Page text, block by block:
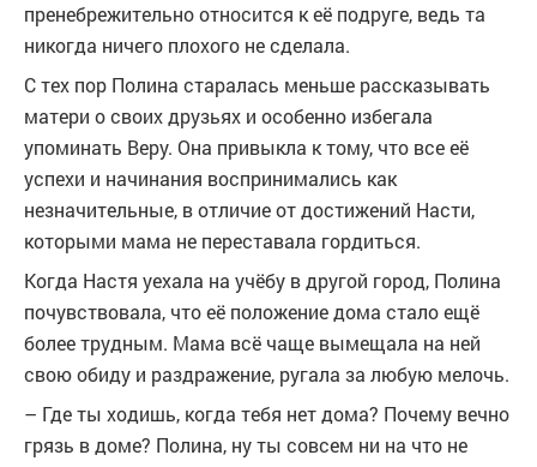
пренебрежительно относится к её подруге, ведь та
никогда ничего плохого не сделала.
С тех пор Полина старалась меньше рассказывать
матери о своих друзьях и особенно избегала
упоминать Веру. Она привыкла к тому, что все её
успехи и начинания воспринимались как
незначительные, в отличие от достижений Насти,
которыми мама не переставала гордиться.
Когда Настя уехала на учёбу в другой город, Полина
почувствовала, что её положение дома стало ещё
более трудным. Мама всё чаще вымещала на ней
свою обиду и раздражение, ругала за любую мелочь.
– Где ты ходишь, когда тебя нет дома? Почему вечно
грязь в доме? Полина, ну ты совсем ни на что не